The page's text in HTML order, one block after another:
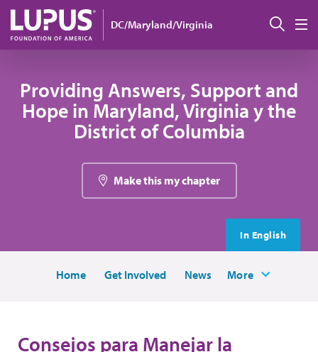
Pasar al contenido principal
DC/Maryland/Virginia
Providing Answers, Support and
Hope in Maryland, Virginia y the
District of Columbia
Make this my chapter
In English
Home Get Involved News More
Consejos para Manejar la